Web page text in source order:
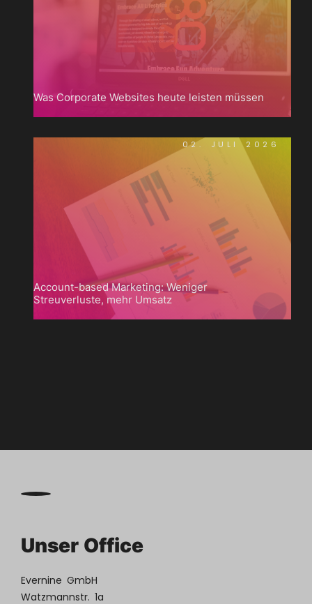
Was Corporate Websites heute leisten müssen
02. JULI 2026
Account-based Marketing: Weniger
Streuverluste, mehr Umsatz
Unser Office
Evernine GmbH
Watzmannstr. 1a